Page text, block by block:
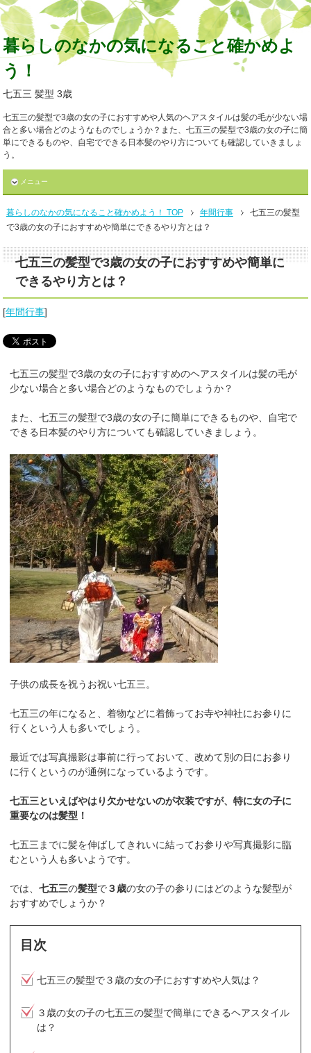
暮らしのなかの気になること確かめよ
う！
七五三 髪型 3歳
七五三の髪型で3歳の女の子におすすめや人気のヘアスタイルは髪の毛が少ない場
合と多い場合どのようなものでしょうか？また、七五三の髪型で3歳の女の子に簡
単にできるものや、自宅でできる日本髪のやり方についても確認していきましょ
う。
メニュー
暮らしのなかの気になること確かめよう！ TOP 年間行事
七五三の髪型
で3歳の女の子におすすめや簡単にできるやり方とは？
七五三の髪型で3歳の女の子におすすめや簡単に
できるやり方とは？
[年間行事]
七五三の髪型で3歳の女の子におすすめのヘアスタイルは髪の毛が
少ない場合と多い場合どのようなものでしょうか？
また、七五三の髪型で3歳の女の子に簡単にできるものや、自宅で
できる日本髪のやり方についても確認していきましょう。
子供の成長を祝うお祝い七五三。
七五三の年になると、着物などに着飾ってお寺や神社にお参りに
行くという人も多いでしょう。
最近では写真撮影は事前に行っておいて、改めて別の日にお参り
に行くというのが通例になっているようです。
七五三といえばやはり欠かせないのが衣装ですが、特に女の子に
重要なのは髪型！
七五三までに髪を伸ばしてきれいに結ってお参りや写真撮影に臨
むという人も多いようです。
では、七五三の髪型で３歳の女の子の参りにはどのような髪型が
おすすめでしょうか？
目次
七五三の髪型で３歳の女の子におすすめや人気は？
３歳の女の子の七五三の髪型で簡単にできるヘアスタイル
は？